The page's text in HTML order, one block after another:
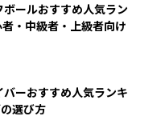
ールおすすめ人気ラン
・中級者・上級者向け
ーおすすめ人気ランキ
選び方